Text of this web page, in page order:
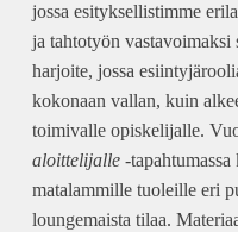
jossa esityksellistimme
ja tahtotyön vastavoimaksi
harjoite, jossa
kokonaan vallan, kuin
toimivalle opiskelijalle.
aloittelijalle -
matalammille tuoleille eri
loungemaista tilaa.